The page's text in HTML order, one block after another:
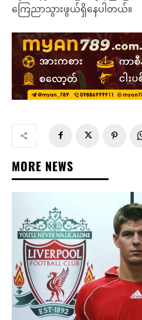
ကြေညာသွားဖွယ်ရှိနေပါတယ်။
MORE NEWS